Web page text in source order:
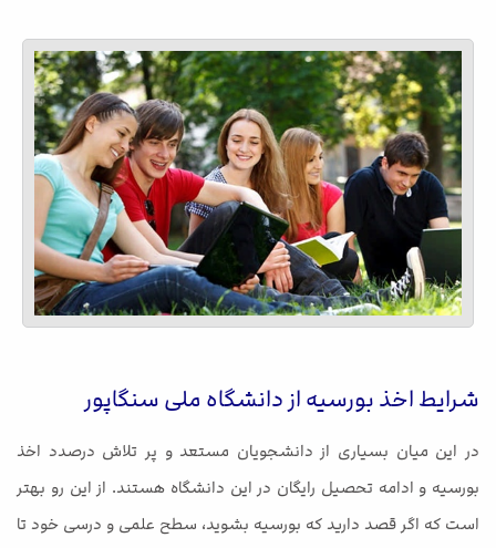
شرایط اخذ بورسیه از دانشگاه ملی سنگاپور
در این میان بسیاری از دانشجویان مستعد و پر تلاش درصدد اخذ
بورسیه و ادامه تحصیل رایگان در این دانشگاه هستند. از این رو بهتر
است که اگر قصد دارید که بورسیه بشوید، سطح علمی و درسی خود تا